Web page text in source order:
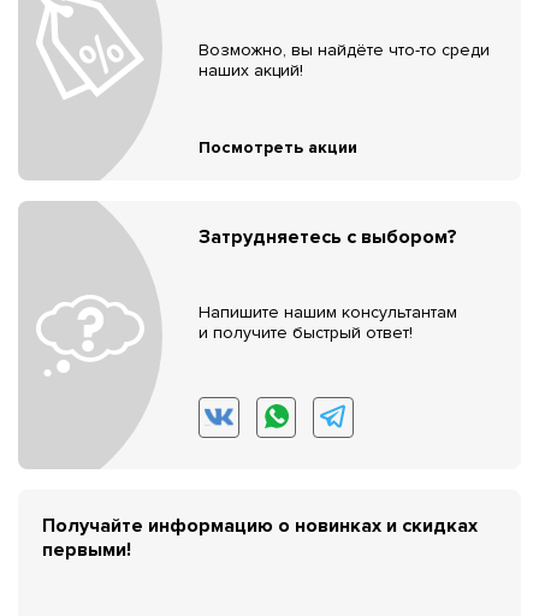
Возможно, вы найдёте что-то среди
наших акций!
Посмотреть акции
Затрудняетесь с выбором?
Напишите нашим консультантам
и получите быстрый ответ!
Получайте информацию о новинках и скидках
первыми!